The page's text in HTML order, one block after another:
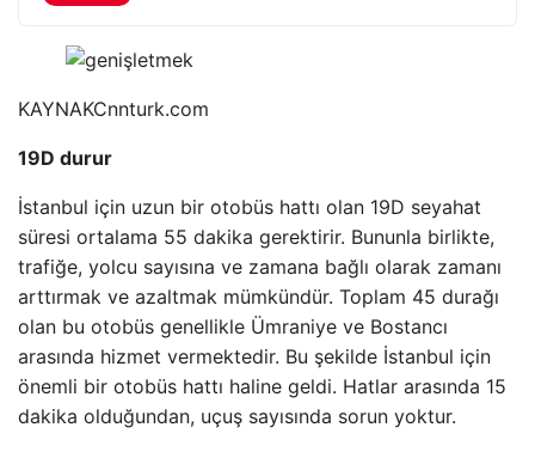
KAYNAKCnnturk.com
19D durur
İstanbul için uzun bir otobüs hattı olan 19D seyahat
süresi ortalama 55 dakika gerektirir. Bununla birlikte,
trafiğe, yolcu sayısına ve zamana bağlı olarak zamanı
arttırmak ve azaltmak mümkündür. Toplam 45 durağı
olan bu otobüs genellikle Ümraniye ve Bostancı
arasında hizmet vermektedir. Bu şekilde İstanbul için
önemli bir otobüs hattı haline geldi. Hatlar arasında 15
dakika olduğundan, uçuş sayısında sorun yoktur.